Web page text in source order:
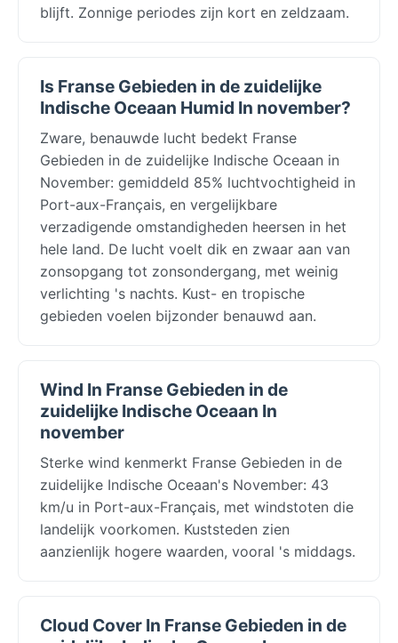
blijft. Zonnige periodes zijn kort en zeldzaam.
Is Franse Gebieden in de zuidelijke
Indische Oceaan Humid In november?
Zware, benauwde lucht bedekt Franse
Gebieden in de zuidelijke Indische Oceaan in
November: gemiddeld 85% luchtvochtigheid in
Port-aux-Français, en vergelijkbare
verzadigende omstandigheden heersen in het
hele land. De lucht voelt dik en zwaar aan van
zonsopgang tot zonsondergang, met weinig
verlichting 's nachts. Kust- en tropische
gebieden voelen bijzonder benauwd aan.
Wind In Franse Gebieden in de
zuidelijke Indische Oceaan In
november
Sterke wind kenmerkt Franse Gebieden in de
zuidelijke Indische Oceaan's November: 43
km/u in Port-aux-Français, met windstoten die
landelijk voorkomen. Kuststeden zien
aanzienlijk hogere waarden, vooral 's middags.
Cloud Cover In Franse Gebieden in de